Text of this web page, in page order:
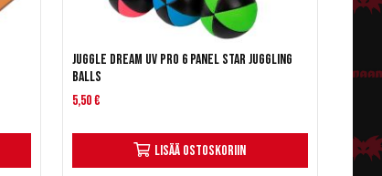
Juggle Dream UV Pro 6 Panel Star Juggling
Balls
5,50 €
Lisää ostoskoriin